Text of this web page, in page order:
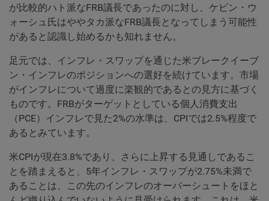
が比較的ハト派なFRB議長であったのに対し、ケビン・ウ
ォーシュ氏はややタカ派なFRB議長となってしまう可能性
があると認識し始めるかも知れません。
足元では、インフレ・スワップを通じた米ブレークイーブ
ン・インフレのポジションへの選好を続けています。市場
がインフレについて過度に楽観的であるとの見方に基づく
ものです。FRBがターゲットとしている個人消費支出
（PCE）インフレで見た2%の水準は、CPIでは2.5%程度で
あるとみています。
米CPIが現在3.8%であり、さらに上昇する見通しであるこ
とを踏まえると、5年インフレ・スワップが2.75%未満で
あることは、この先のインフレのオーバーシュートをほと